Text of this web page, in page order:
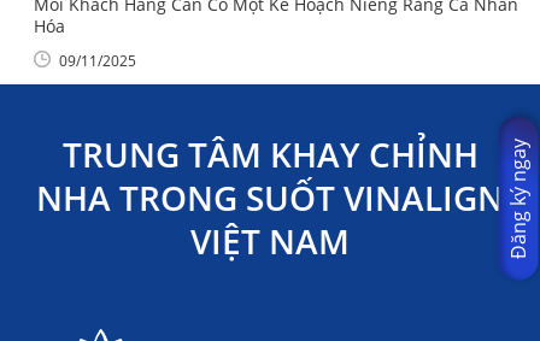
Hóa
09/11/2025
TRUNG TÂM KHAY CHỈNH
NHA TRONG SUỐT VINALIGN
VIỆT NAM
Đăng ký ngay